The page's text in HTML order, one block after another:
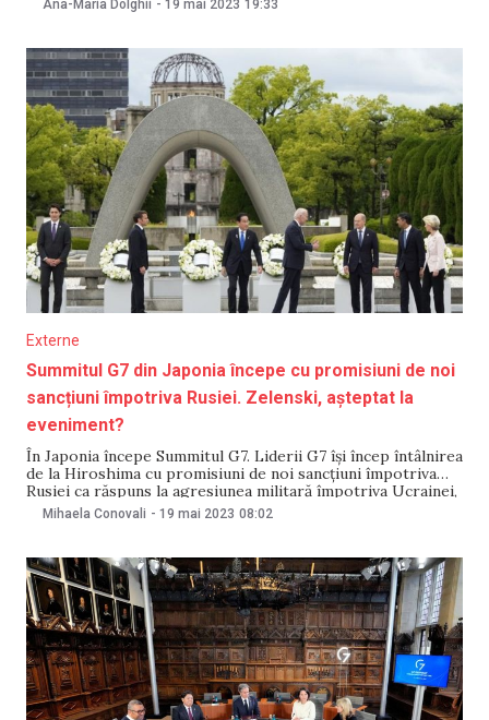
adoptat o declarație pentru a crește presiunea asupra
Ana-Maria Dolghii - 19 mai 2023 19:33
Externe
Summitul G7 din Japonia începe cu promisiuni de noi
sancțiuni împotriva Rusiei. Zelenski, așteptat la
eveniment?
În Japonia începe Summitul G7. Liderii G7 își încep întâlnirea
de la Hiroshima cu promisiuni de noi sancțiuni împotriva
Rusiei ca răspuns la agresiunea militară împotriva Ucrainei,
scrie BBC. La eveniment, potrivit Reuters, va ajunge și
Mihaela Conovali - 19 mai 2023 08:02